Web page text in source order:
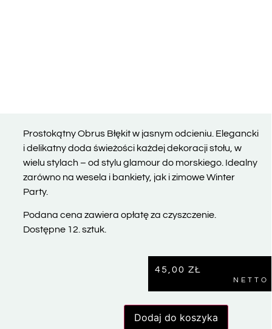
Prostokątny Obrus Błękit w jasnym odcieniu. Elegancki
i delikatny doda świeżości każdej dekoracji stołu, w
wielu stylach – od stylu glamour do morskiego. Idealny
zarówno na wesela i bankiety, jak i zimowe Winter
Party.
Podana cena zawiera opłatę za czyszczenie.
Dostępne 12. sztuk.
45,00 ZŁ
NETTO
Dodaj do koszyka